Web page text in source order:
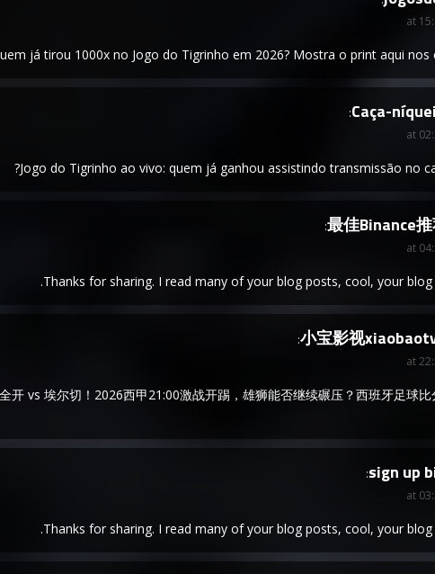
já tirou 1000x no Jogo do Tigrinho em 2026? Mostra o print aqui nos
Caça-
Jogo do Tigrinho ao vivo: quem já ganhou assistindo transmissão no
最佳Binance
Thanks for sharing. I read many of your blog posts, cool, your blog
小宝影视
开 vs 埃尔切！2026西甲21:00激战开踢，雄狮能否继续碾压？西班牙足球
sign up
Thanks for sharing. I read many of your blog posts, cool, your blog